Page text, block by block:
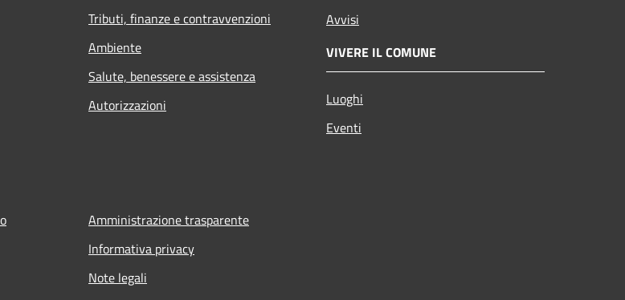
Tributi, finanze e contravvenzioni
Ambiente
Salute, benessere e assistenza
Autorizzazioni
Avvisi
VIVERE IL COMUNE
Luoghi
Eventi
Amministrazione trasparente
Informativa privacy
Note legali